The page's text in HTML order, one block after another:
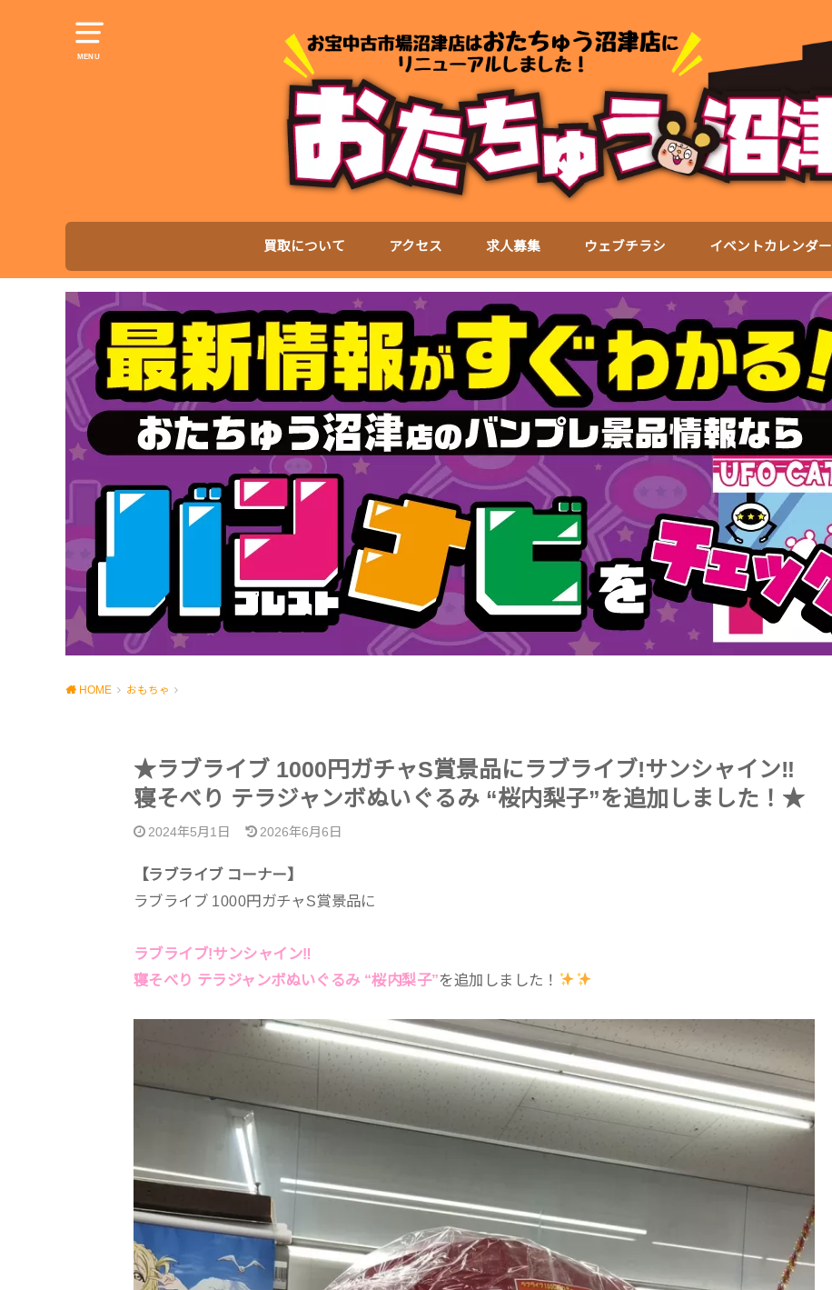
MENU
買取について アクセス 求人募集 ウェブチラシ イベントカレンダー
HOME おもちゃ
★ラブライブ 1000円ガチャS賞景品にラブライブ!サンシャイン‼
寝そべり テラジャンボぬいぐるみ “桜内梨子”を追加しました！★
2024年5月1日 2026年6月6日
【ラブライブ コーナー】
ラブライブ 1000円ガチャS賞景品に
ラブライブ!サンシャイン‼
寝そべり テラジャンボぬいぐるみ “桜内梨子”を追加しました！